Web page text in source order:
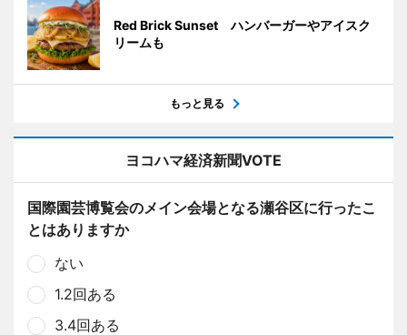
Red Brick Sunset ハンバーガーやアイスク
リームも
もっと見る
ヨコハマ経済新聞VOTE
国際園芸博覧会のメイン会場となる瀬谷区に行ったこ
とはありますか
ない
1.2回ある
3.4回ある